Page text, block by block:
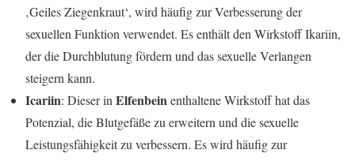
‚Geiles Ziegenkraut‘, wird häufig zur Verbesserung der
sexuellen Funktion verwendet. Es enthält den Wirkstoff Ikariin,
der die Durchblutung fördern und das sexuelle Verlangen
steigern kann.
Icariin: Dieser inElfenbeinenthaltene Wirkstoff hat das
Potenzial, die Blutgefäße zu erweitern und die sexuelle
Leistungsfähigkeit zu verbessern. Es wird häufig zur